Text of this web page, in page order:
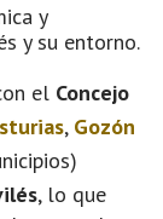
y
y su entorno.
el Concejo
, Gozón
, lo que